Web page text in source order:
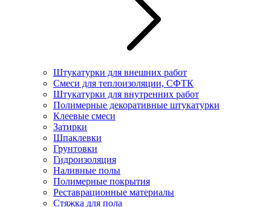
Штукатурки для внешних работ
Смеси для теплоизоляции, СФТК
Штукатурки для внутренних работ
Полимерные декоративные штукатурки
Клеевые смеси
Затирки
Шпаклевки
Грунтовки
Гидроизоляция
Наливные полы
Полимерные покрытия
Реставрационные материалы
Стяжка для пола